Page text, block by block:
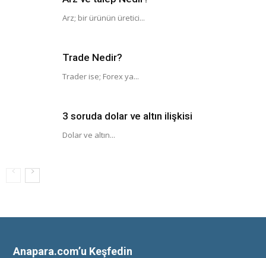
Arz; bir ürünün üretici...
Trade Nedir?
Trader ise; Forex ya...
3 soruda dolar ve altın ilişkisi
Dolar ve altın...
Anapara.com’u Keşfedin